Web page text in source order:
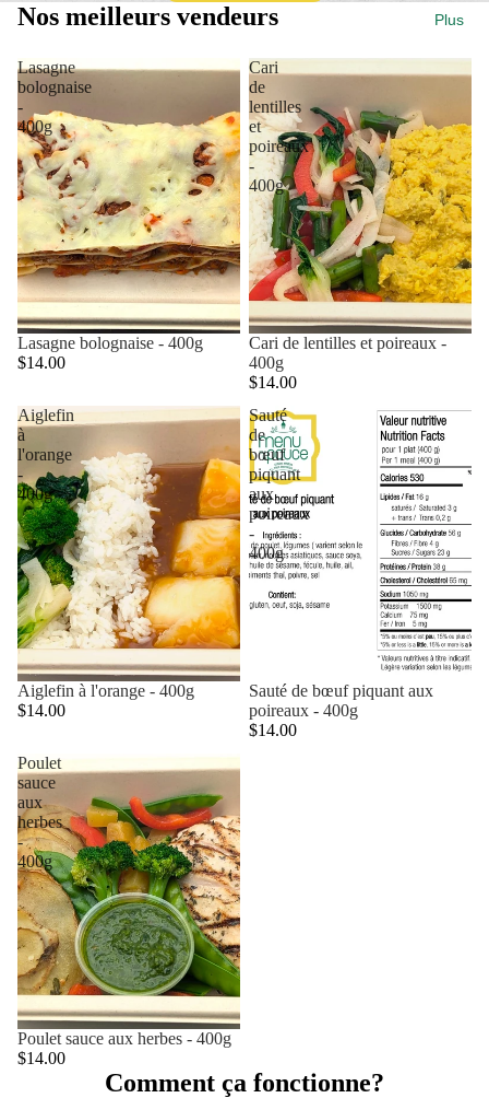
Plus
Nos meilleurs vendeurs
Lasagne
bolognaise
-
400g
Lasagne bolognaise - 400g
$14.00
Cari
de
lentilles
et
poireaux
-
400g
Cari de lentilles et poireaux -
400g
$14.00
Aiglefin
à
l'orange
-
400g
Aiglefin à l'orange - 400g
$14.00
Sauté
de
bœuf
piquant
aux
poireaux
-
400g
Sauté de bœuf piquant aux
poireaux - 400g
$14.00
Poulet
sauce
aux
herbes
-
400g
Poulet sauce aux herbes - 400g
$14.00
Comment ça fonctionne?